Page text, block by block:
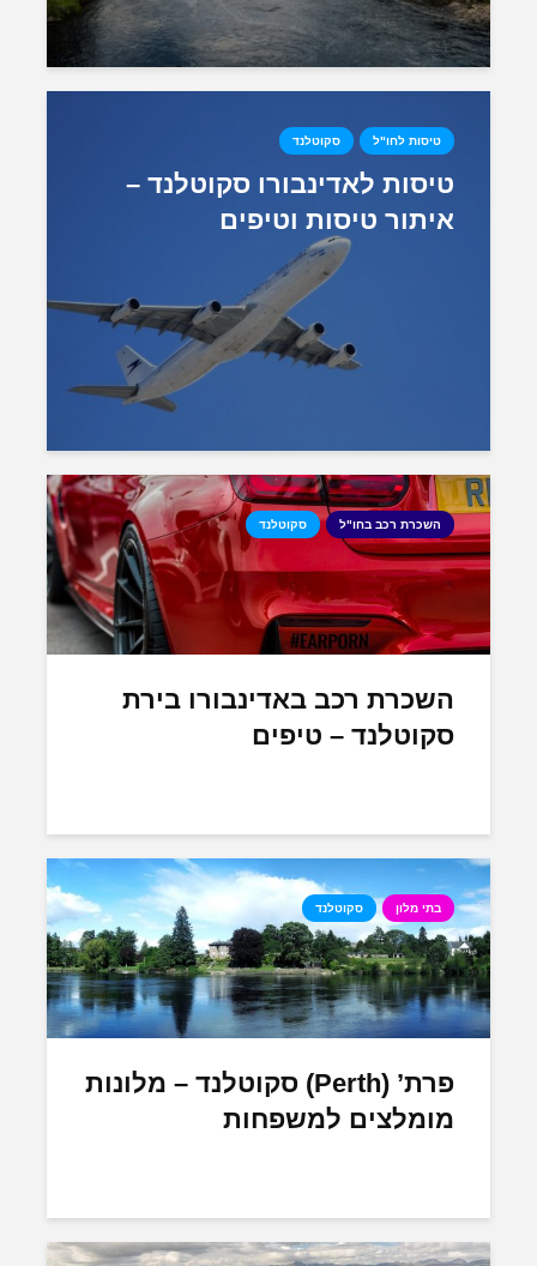
טיסות לחו"ל סקוטלנד
טיסות לאדינבורו סקוטלנד –
איתור טיסות וטיפים
השכרת רכב בחו"ל סקוטלנד
השכרת רכב באדינבורו בירת
סקוטלנד – טיפים
בתי מלון סקוטלנד
פרת’ (Perth) סקוטלנד – מלונות
מומלצים למשפחות